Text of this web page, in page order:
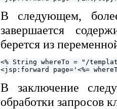
В следующем,
завершается
берется из
<% String whereTo = "/
В заключение
обработки запросов